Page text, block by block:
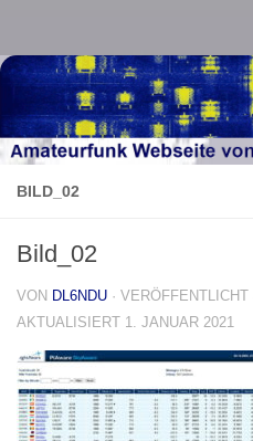
BILD_02
Bild_02
VON DL6NDU · VERÖFFENTLICHT
AKTUALISIERT 1. JANUAR 2021